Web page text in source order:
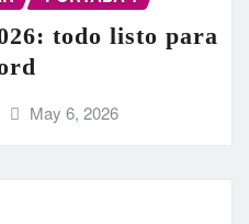
todo listo para
May 6, 2026